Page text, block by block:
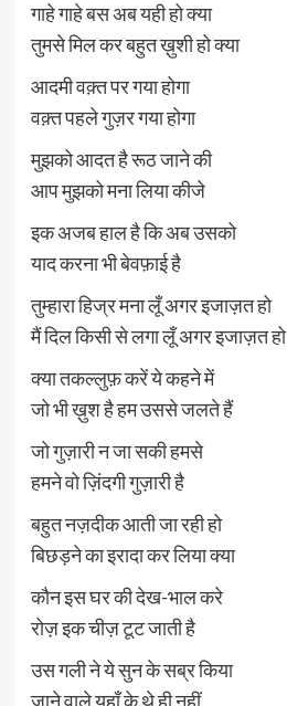
गाहे गाहे बस अब यही हो क्या
तुमसे मिल कर बहुत ख़ुशी हो क्या
आदमी वक़्त पर गया होगा
वक़्त पहले गुज़र गया होगा
मुझको आदत है रूठ जाने की
आप मुझको मना लिया कीजे
इक अजब हाल है कि अब उसको
याद करना भी बेवफ़ाई है
तुम्हारा हिज्र मना लूँ अगर इजाज़त हो
मैं दिल किसी से लगा लूँ अगर इजाज़त हो
क्या तकल्लुफ़ करें ये कहने में
जो भी ख़ुश है हम उससे जलते हैं
जो गुज़ारी न जा सकी हमसे
हमने वो ज़िंदगी गुज़ारी है
बहुत नज़दीक आती जा रही हो
बिछड़ने का इरादा कर लिया क्या
कौन इस घर की देख-भाल करे
रोज़ इक चीज़ टूट जाती है
उस गली ने ये सुन के सब्र किया
जाने वाले यहाँ के थे ही नहीं